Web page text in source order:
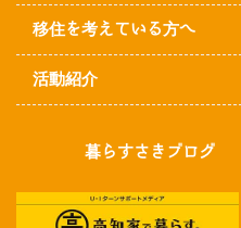
移住を考えている方へ
活動紹介
暮らすさきブログ